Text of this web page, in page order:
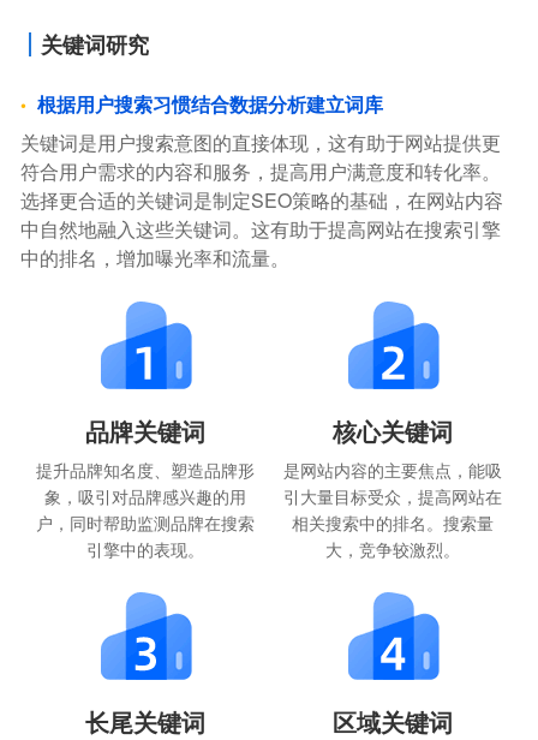
关键词研究
根据用户搜索习惯结合数据分析建立词库
关键词是用户搜索意图的直接体现，这有助于网站提供更
符合用户需求的内容和服务，提高用户满意度和转化率。
选择更合适的关键词是制定SEO策略的基础，在网站内容
中自然地融入这些关键词。这有助于提高网站在搜索引擎
中的排名，增加曝光率和流量。
品牌关键词
提升品牌知名度、塑造品牌形
象，吸引对品牌感兴趣的用
户，同时帮助监测品牌在搜索
引擎中的表现。
核心关键词
是网站内容的主要焦点，能吸
引大量目标受众，提高网站在
相关搜索中的排名。搜索量
大，竞争较激烈。
长尾关键词 区域关键词